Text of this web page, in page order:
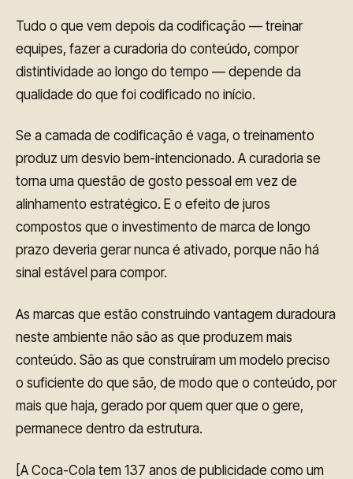
Tudo o que vem depois da codificação — treinar
equipes, fazer a curadoria do conteúdo, compor
distintividade ao longo do tempo — depende da
qualidade do que foi codificado no início.
Se a camada de codificação é vaga, o treinamento
produz um desvio bem-intencionado. A curadoria se
torna uma questão de gosto pessoal em vez de
alinhamento estratégico. E o efeito de juros
compostos que o investimento de marca de longo
prazo deveria gerar nunca é ativado, porque não há
sinal estável para compor.
As marcas que estão construindo vantagem duradoura
neste ambiente não são as que produzem mais
conteúdo. São as que construíram um modelo preciso
o suficiente do que são, de modo que o conteúdo, por
mais que haja, gerado por quem quer que o gere,
permanece dentro da estrutura.
[A Coca-Cola tem 137 anos de publicidade como um